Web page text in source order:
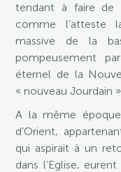
tendant à faire de
comme l’atteste
massive de la
pompeusement
éternel de la
« nouveau Jourdain
A la même
d’Orient,
qui aspirait à un
dans l’Eglise,